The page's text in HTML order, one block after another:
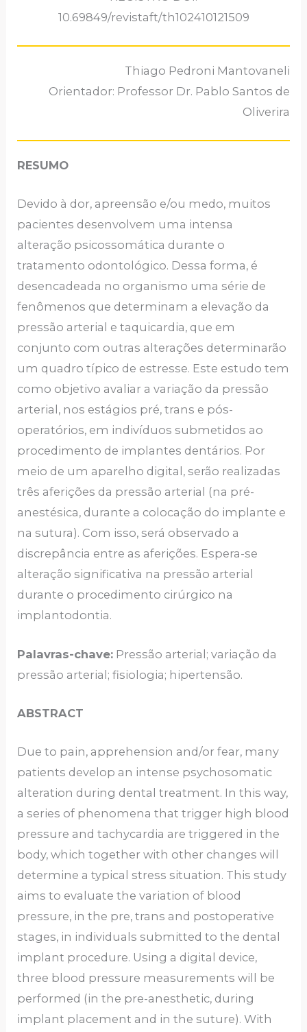
10.69849/revistaft/th102410121509
Thiago Pedroni Mantovaneli
Orientador: Professor Dr. Pablo Santos de
Oliverira
RESUMO
Devido à dor, apreensão e/ou medo, muitos
pacientes desenvolvem uma intensa
alteração psicossomática durante o
tratamento odontológico. Dessa forma, é
desencadeada no organismo uma série de
fenômenos que determinam a elevação da
pressão arterial e taquicardia, que em
conjunto com outras alterações determinarão
um quadro típico de estresse. Este estudo tem
como objetivo avaliar a variação da pressão
arterial, nos estágios pré, trans e pós-
operatórios, em indivíduos submetidos ao
procedimento de implantes dentários. Por
meio de um aparelho digital, serão realizadas
três aferições da pressão arterial (na pré-
anestésica, durante a colocação do implante e
na sutura). Com isso, será observado a
discrepância entre as aferições. Espera-se
alteração significativa na pressão arterial
durante o procedimento cirúrgico na
implantodontia.
Palavras-chave: Pressão arterial; variação da
pressão arterial; fisiologia; hipertensão.
ABSTRACT
Due to pain, apprehension and/or fear, many
patients develop an intense psychosomatic
alteration during dental treatment. In this way,
a series of phenomena that trigger high blood
pressure and tachycardia are triggered in the
body, which together with other changes will
determine a typical stress situation. This study
aims to evaluate the variation of blood
pressure, in the pre, trans and postoperative
stages, in individuals submitted to the dental
implant procedure. Using a digital device,
three blood pressure measurements will be
performed (in the pre-anesthetic, during
implant placement and in the suture). With